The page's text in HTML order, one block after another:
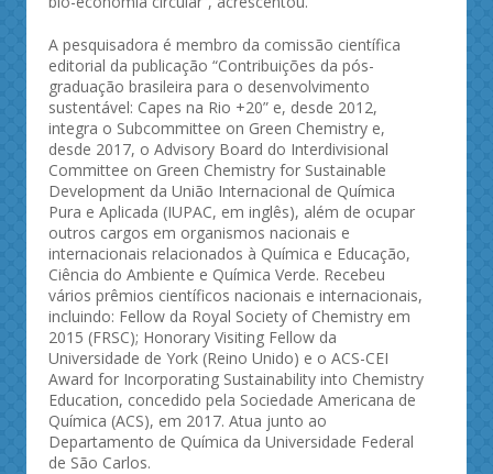
A pesquisadora é membro da comissão científica
editorial da publicação “Contribuições da pós-
graduação brasileira para o desenvolvimento
sustentável: Capes na Rio +20” e, desde 2012,
integra o Subcommittee on Green Chemistry e,
desde 2017, o Advisory Board do Interdivisional
Committee on Green Chemistry for Sustainable
Development da União Internacional de Química
Pura e Aplicada (IUPAC, em inglês), além de ocupar
outros cargos em organismos nacionais e
internacionais relacionados à Química e Educação,
Ciência do Ambiente e Química Verde. Recebeu
vários prêmios científicos nacionais e internacionais,
incluindo: Fellow da Royal Society of Chemistry em
2015 (FRSC); Honorary Visiting Fellow da
Universidade de York (Reino Unido) e o ACS-CEI
Award for Incorporating Sustainability into Chemistry
Education, concedido pela Sociedade Americana de
Química (ACS), em 2017. Atua junto ao
Departamento de Química da Universidade Federal
de São Carlos.